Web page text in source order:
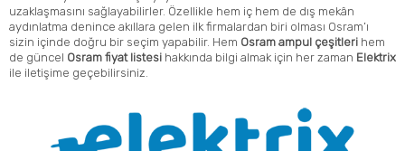
uzaklaşmasını sağlayabilirler. Özellikle hem iç hem de dış mekân
aydınlatma denince akıllara gelen ilk firmalardan biri olması Osram’ı
sizin içinde doğru bir seçim yapabilir. Hem Osram ampul çeşitleri hem
de güncel Osram fiyat listesi hakkında bilgi almak için her zaman Elektrix
ile iletişime geçebilirsiniz.